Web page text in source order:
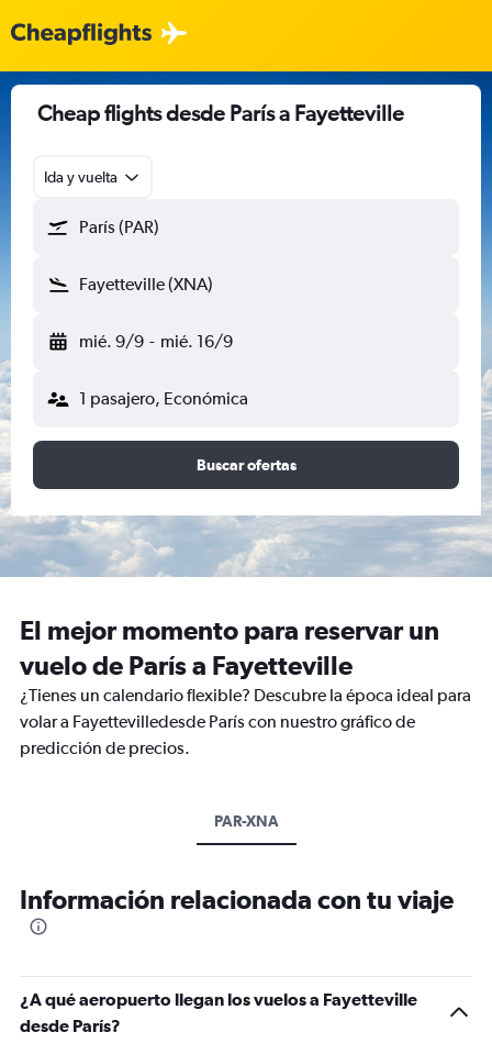
Cheap flights desde París a Fayetteville
Ida y vuelta
París (PAR)
Fayetteville (XNA)
mié. 9/9 - mié. 16/9
1 pasajero, Económica
Buscar ofertas
El mejor momento para reservar un
vuelo de París a Fayetteville
¿Tienes un calendario flexible? Descubre la época ideal para
volar a Fayettevilledesde París con nuestro gráfico de
predicción de precios.
PAR-XNA
Información relacionada con tu viaje
¿A qué aeropuerto llegan los vuelos a Fayetteville
desde París?